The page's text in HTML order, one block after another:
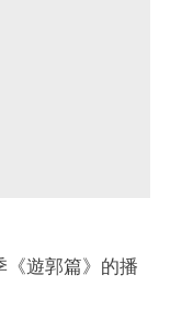
《遊郭篇》的播